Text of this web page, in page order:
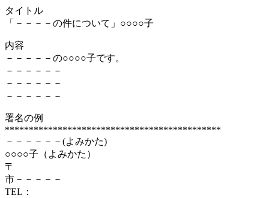
タイトル
「－－－－の件について」○○○○子
内容
－－－－－の○○○○子です。
－－－－－－
－－－－－－
－－－－－－
署名の例
*********************************************
－－－－－－(よみかた)
○○○○子（よみかた）
〒
市－－－－－
TEL：